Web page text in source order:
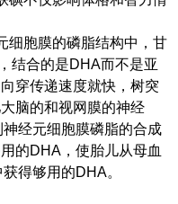
细胞膜的磷脂结构中，甘
结合的是DHA而不是亚
穿传递速度就快，树突
脑的和视网膜的神经
神经元细胞膜磷脂的合成
的DHA ，使胎儿从母血
获得够用的DHA。